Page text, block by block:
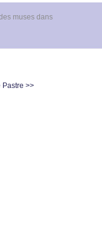
muses dans
Pastre >>